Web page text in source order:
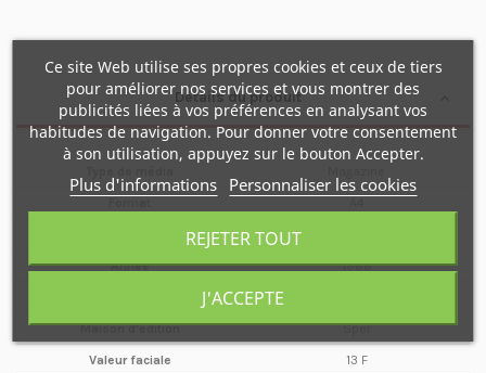
Détails du produit
Année 1988
Maison d'édition Sper
Valeur faciale 13 F
Ce site Web utilise ses propres cookies et ceux de tiers
pour améliorer nos services et vous montrer des
publicités liées à vos préférences en analysant vos
habitudes de navigation. Pour donner votre consentement
à son utilisation, appuyez sur le bouton Accepter.
Plus d'informations Personnaliser les cookies
REJETER TOUT
J'ACCEPTE